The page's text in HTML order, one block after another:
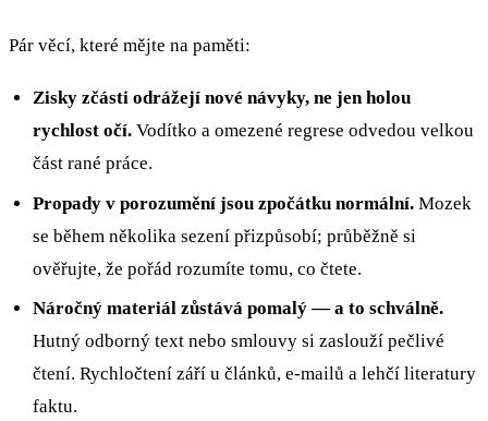
Pár věcí, které mějte na paměti:
Zisky zčásti odrážejí nové návyky, ne jen holou
rychlost očí. Vodítko a omezené regrese odvedou velkou
část rané práce.
Propady v porozumění jsou zpočátku normální. Mozek
se během několika sezení přizpůsobí; průběžně si
ověřujte, že pořád rozumíte tomu, co čtete.
Náročný materiál zůstává pomalý — a to schválně.
Hutný odborný text nebo smlouvy si zaslouží pečlivé
čtení. Rychločtení září u článků, e-mailů a lehčí literatury
faktu.